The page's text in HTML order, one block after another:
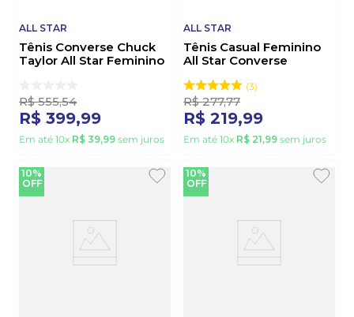
ALL STAR
Tênis Converse Chuck
Taylor All Star Feminino
R$ 555,54
R$ 399,99
Em até 10x R$ 39,99 sem juros
ALL STAR
Tênis Casual Feminino
All Star Converse
3
R$ 277,77
R$ 219,99
Em até 10x R$ 21,99 sem juros
10%
OFF
10%
OFF